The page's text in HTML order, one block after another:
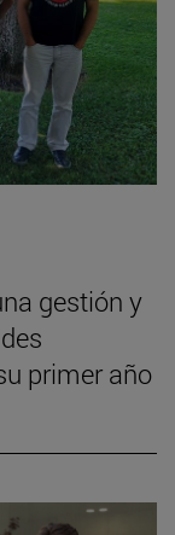
gestión y
primer año